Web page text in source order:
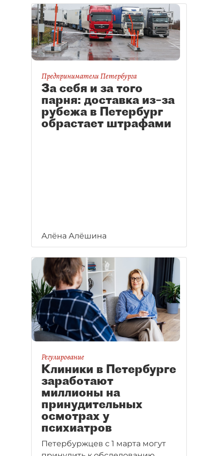
Предприниматели Петербурга
За себя и за того
парня: доставка из–за
рубежа в Петербург
обрастает штрафами
Алёна Алёшина
Регулирование
Клиники в Петербурге
заработают
миллионы на
принудительных
осмотрах у
психиатров
Петербуржцев с 1 марта могут